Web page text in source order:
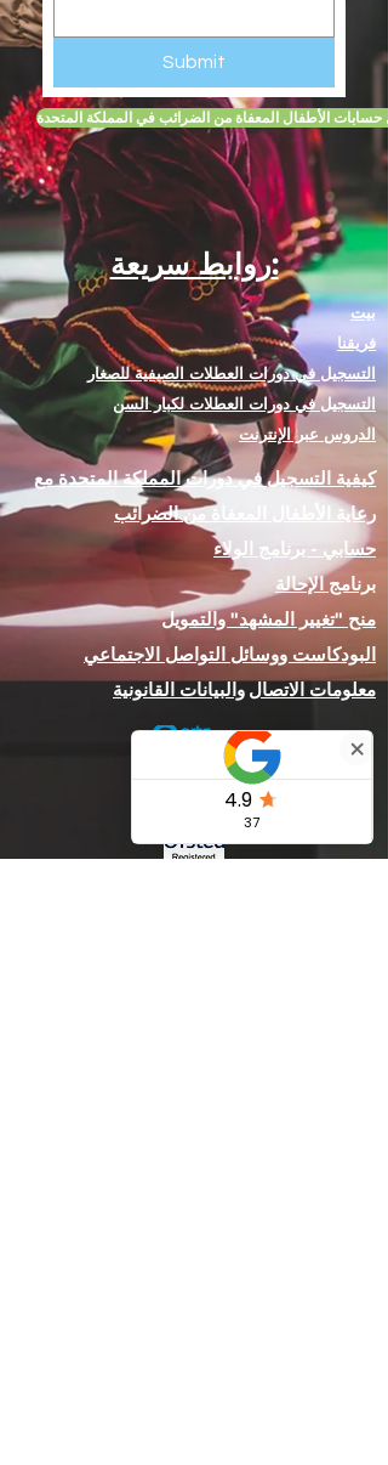
Submit
حسابات الأطفال المعفاة من الضرائب في المملكة المتحدة
روابط سريعة:
بيت
فريقنا
التسجيل في دورات العطلات الصيفية للصغار
التسجيل في دورات العطلات لكبار السن
الدروس عبر الإنترنت
كيفية التسجيل في دورات المملكة المتحدة مع
رعاية الأطفال المعفاة من الضرائب
حسابي - برنامج الولاء
برنامج الإحالة
منح "تغيير المشهد" والتمويل
البودكاست ووسائل التواصل الاجتماعي
معلومات الاتصالوالبيانات القانونية